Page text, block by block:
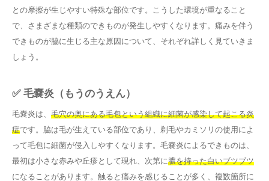
との摩擦が生じやすい特殊な部位です。こうした環境が重なること
で、さまざまな種類のできものが発生しやすくなります。痛みを伴う
できものが脇に生じる主な原因について、それぞれ詳しく見ていきま
しょう。
✅ 毛嚢炎（もうのうえん）
毛嚢炎は、 毛穴の奥にある毛包という組織に細菌が感染して起こる炎
症です。脇は毛が生えている部位であり、剃毛やカミソリの使用によ
って毛包に細菌が侵入しやすくなります。毛嚢炎によるできものは、
最初は小さな赤みや丘疹として現れ、次第に膿を持った白いブツブツ
になることがあります。触ると痛みを感じることが多く、複数箇所に